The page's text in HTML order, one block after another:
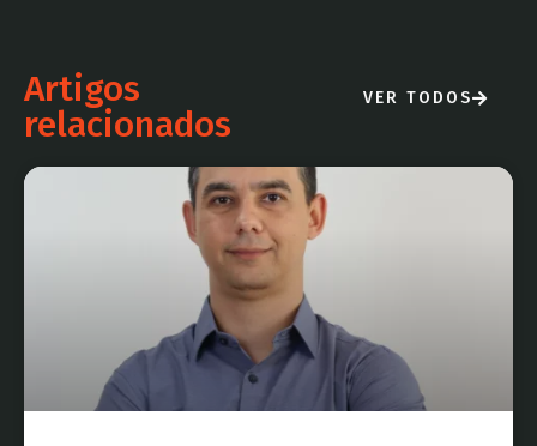
Artigos
relacionados
VER TODOS